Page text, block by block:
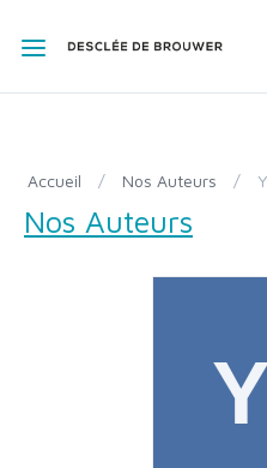
Accueil / Nos Auteurs /
Nos Auteurs